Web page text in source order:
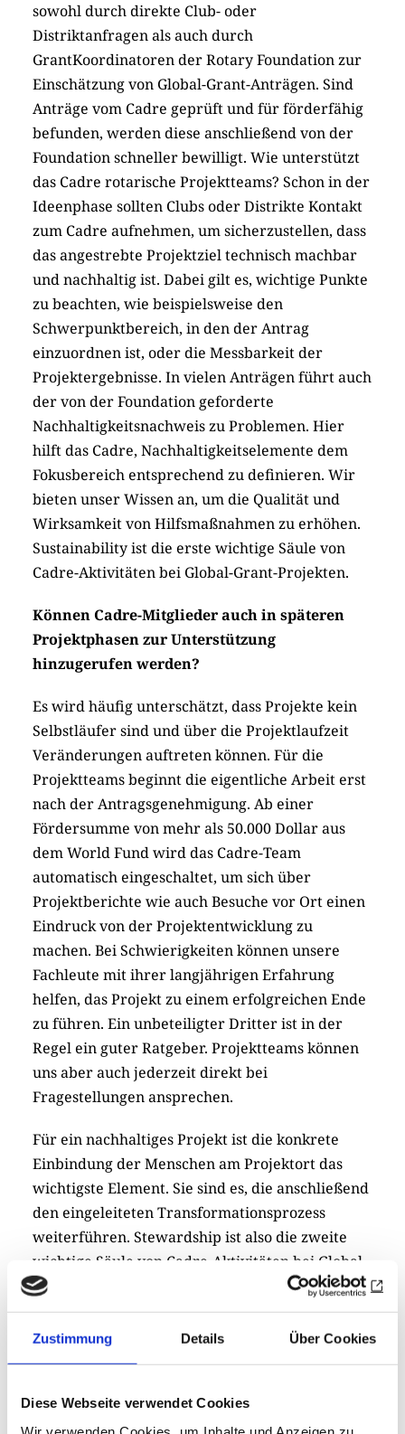
Zustimmung Details Über Cookies
Diese Webseite verwendet Cookies
sowohl durch direkte Club- oder
Distriktanfragen als auch durch
GrantKoordinatoren der Rotary Foundation zur
Einschätzung von Global-Grant-Anträgen. Sind
Anträge vom Cadre geprüft und für förderfähig
befunden, werden diese anschließend von der
Foundation schneller bewilligt. Wie unterstützt
das Cadre rotarische Projektteams? Schon in der
Ideenphase sollten Clubs oder Distrikte Kontakt
zum Cadre aufnehmen, um sicherzustellen, dass
das angestrebte Projektziel technisch machbar
und nachhaltig ist. Dabei gilt es, wichtige Punkte
zu beachten, wie beispielsweise den
Schwerpunktbereich, in den der Antrag
einzuordnen ist, oder die Messbarkeit der
Projektergebnisse. In vielen Anträgen führt auch
der von der Foundation geforderte
Nachhaltigkeitsnachweis zu Problemen. Hier
hilft das Cadre, Nachhaltigkeitselemente dem
Fokusbereich entsprechend zu definieren. Wir
bieten unser Wissen an, um die Qualität und
Wirksamkeit von Hilfsmaßnahmen zu erhöhen.
Sustainability ist die erste wichtige Säule von
Cadre-Aktivitäten bei Global-Grant-Projekten.
Können Cadre-Mitglieder auch in späteren
Projektphasen zur Unterstützung
hinzugerufen werden?
Es wird häufig unterschätzt, dass Projekte kein
Selbstläufer sind und über die Projektlaufzeit
Veränderungen auftreten können. Für die
Projektteams beginnt die eigentliche Arbeit erst
nach der Antragsgenehmigung. Ab einer
Fördersumme von mehr als 50.000 Dollar aus
dem World Fund wird das Cadre-Team
automatisch eingeschaltet, um sich über
Projektberichte wie auch Besuche vor Ort einen
Eindruck von der Projektentwicklung zu
machen. Bei Schwierigkeiten können unsere
Fachleute mit ihrer langjährigen Erfahrung
helfen, das Projekt zu einem erfolgreichen Ende
zu führen. Ein unbeteiligter Dritter ist in der
Regel ein guter Ratgeber. Projektteams können
uns aber auch jederzeit direkt bei
Fragestellungen ansprechen.
Für ein nachhaltiges Projekt ist die konkrete
Einbindung der Menschen am Projektort das
wichtigste Element. Sie sind es, die anschließend
den eingeleiteten Transformationsprozess
weiterführen. Stewardship ist also die zweite
wichtige Säule von Cadre-Aktivitäten bei Global-
Grant-Projekten.
Die Fragen stellte Julia Seifert.